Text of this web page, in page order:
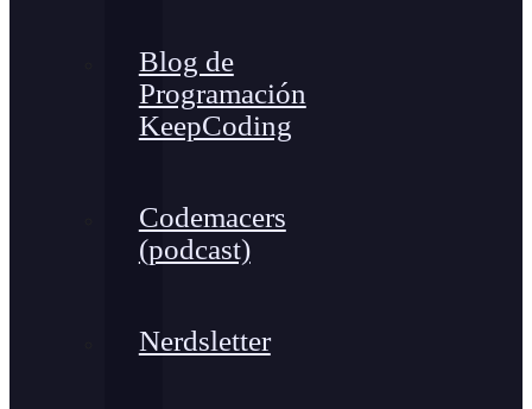
Blog de
Programación
KeepCoding
Codemacers
(podcast)
Nerdsletter